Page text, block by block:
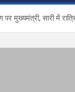
मुख्यमंत्री, सारी में